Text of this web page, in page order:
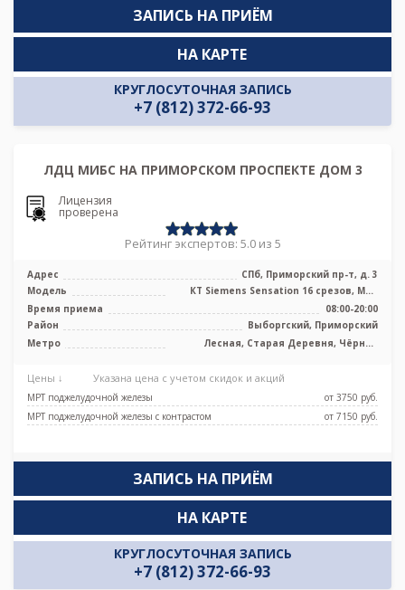
ЗАПИСЬ НА ПРИЁМ
КРУГЛОСУТОЧНАЯ ЗАПИСЬ
+7 (812) 372-66-93
НА КАРТЕ
ЛДЦ МИБС НА ПРИМОРСКОМ ПРОСПЕКТЕ ДОМ 3
Лицензия
проверена
Рейтинг экспертов: 5.0 из 5
Адрес
СПб, Приморский пр-т, д. 3
Модель
КТ Siemens Sensation 16 срезов, МРТ
Siemens Magnetom Avanto 1.5 Тесла
Время приема
08:00-20:00
Район
Выборгский, Приморский
Метро
Лесная, Старая Деревня, Чёрная
Цены ↓ Указана цена с учетом скидок и акций
МРТ поджелудочной железы
от 3750 pуб.
МРТ поджелудочной железы с контрастом
от 7150 pуб.
ЗАПИСЬ НА ПРИЁМ
КРУГЛОСУТОЧНАЯ ЗАПИСЬ
+7 (812) 372-66-93
НА КАРТЕ